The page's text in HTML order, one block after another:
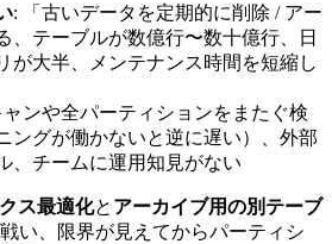
: 「古いデータを定期的に削除 / アー
、テーブルが数億行〜数十億行、日
が大半、メンテナンス時間を短縮し
ャンや全パーティションをまたぐ検
ングが働かないと逆に遅い）、外部
、チームに運用知見がない
ス最適化と アーカイブ用の別テーブ
い、限界が見えてからパーティシ